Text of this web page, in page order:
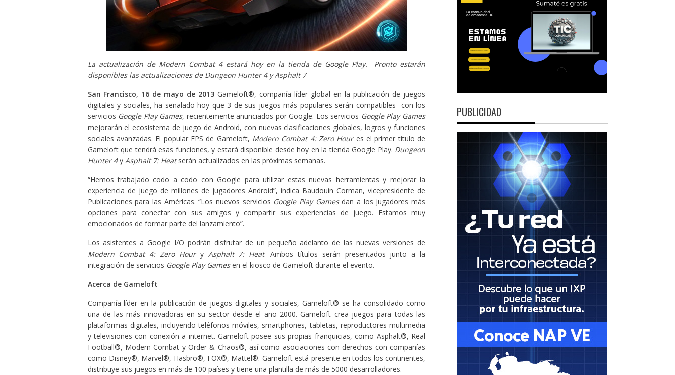
La actualización de Modern Combat 4 estará hoy en la tienda de Google Play. Pronto estarán
disponibles las actualizaciones de Dungeon Hunter 4 y Asphalt 7
San Francisco, 16 de mayo de 2013Gameloft®, compañía líder global en la publicación de juegos
digitales y sociales, ha señalado hoy que 3 de sus juegos más populares serán compatibles con los
servicios Google Play Games, recientemente anunciados por Google. Los servicios Google Play Games
mejorarán el ecosistema de juego de Android, con nuevas clasificaciones globales, logros y funciones
sociales avanzadas. El popular FPS de Gameloft, Modern Combat 4: Zero Houres el primer título de
Gameloft que tendrá esas funciones, y estará disponible desde hoy en la tienda Google Play. Dungeon
Hunter 4y Asphalt 7: Heatserán actualizados en las próximas semanas.
“Hemos trabajado codo a codo con Google para utilizar estas nuevas herramientas y mejorar la
experiencia de juego de millones de jugadores Android”, indica Baudouin Corman, vicepresidente de
Publicaciones para las Américas. “Los nuevos servicios Google Play Gamesdan a los jugadores más
opciones para conectar con sus amigos y compartir sus experiencias de juego. Estamos muy
emocionados de formar parte del lanzamiento”.
Los asistentes a Google I/O podrán disfrutar de un pequeño adelanto de las nuevas versiones de
Modern Combat 4: Zero Houry Asphalt 7: Heat. Ambos títulos serán presentados junto a la
integración de servicios Google Play Gamesen el kiosco de Gameloft durante el evento.
Acerca de Gameloft
Compañía líder en la publicación de juegos digitales y sociales, Gameloft® se ha consolidado como
una de las más innovadoras en su sector desde el año 2000. Gameloft crea juegos para todas las
plataformas digitales, incluyendo teléfonos móviles, smartphones, tabletas, reproductores multimedia
y televisiones con conexión a internet. Gameloft posee sus propias franquicias, como Asphalt®, Real
Football®, Modern Combat y Order & Chaos®, así como asociaciones con derechos con compañías
como Disney®, Marvel®, Hasbro®, FOX®, Mattel®. Gameloft está presente en todos los continentes,
distribuye sus juegos en más de 100 países y tiene una plantilla de más de 5000 desarrolladores.
PUBLICIDAD